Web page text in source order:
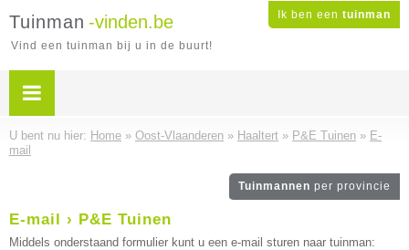
Ik ben een tuinman
Tuinman -vinden.be
Vind een tuinman bij u in de buurt!
U bent nu hier: Home » Oost-Vlaanderen » Haaltert » P&E Tuinen » E-
mail
Tuinmannen per provincie
E-mail › P&E Tuinen
Middels onderstaand formulier kunt u een e-mail sturen naar tuinman: